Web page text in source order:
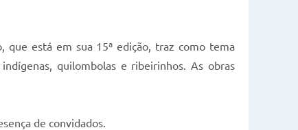
está em sua 15ª edição, traz como tema
quilombolas e ribeirinhos. As obras
de convidados.